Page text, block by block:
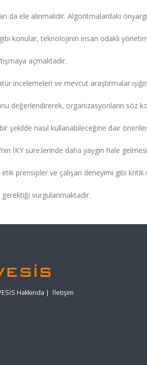
da ele alınmalıdır. Algoritmalardaki
konular, teknolojinin insan odaklı yönetim
açmaktadır.
incelemeleri ve mevcut araştırmalar
değerlendirerek, organizasyonların söz
şekilde nasıl kullanabileceğine dair
İKY süre.lerinde daha yaygın hale
prensipler ve çalışan deneyimi gibi kritik
gerektiği vurgulanmaktadır.
Hakkında | İletişim